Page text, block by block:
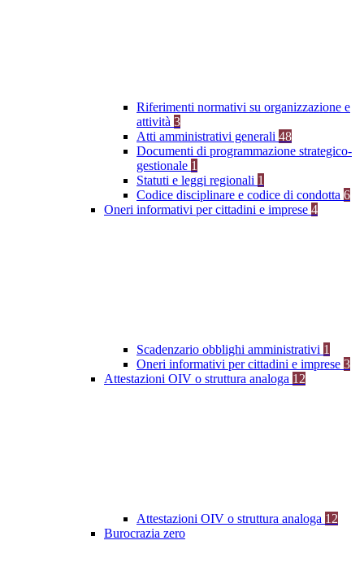
Riferimenti normativi su organizzazione e
attività 3
Atti amministrativi generali 48
Documenti di programmazione strategico-
gestionale 1
Statuti e leggi regionali 1
Codice disciplinare e codice di condotta 6
Oneri informativi per cittadini e imprese 4
Scadenzario obblighi amministrativi 1
Oneri informativi per cittadini e imprese 3
Attestazioni OIV o struttura analoga 12
Attestazioni OIV o struttura analoga 12
Burocrazia zero